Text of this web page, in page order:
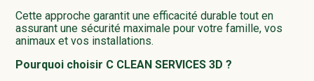
Cette approche garantit une efficacité durable tout en
assurant une sécurité maximale pour votre famille, vos
animaux et vos installations.
Pourquoi choisir C CLEAN SERVICES 3D ?